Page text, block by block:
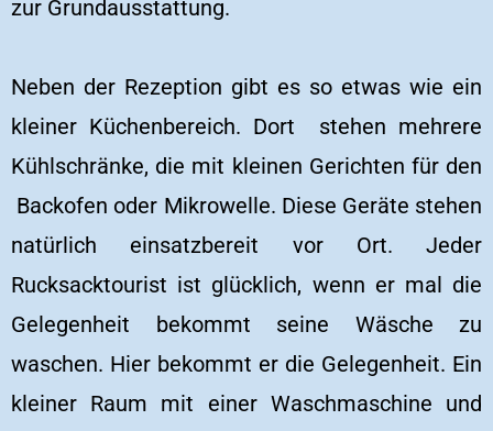
zur Grundausstattung.
Neben der Rezeption gibt es so etwas wie ein
kleiner Küchenbereich. Dort stehen mehrere
Kühlschränke, die mit kleinen Gerichten für den
Backofen oder Mikrowelle. Diese Geräte stehen
natürlich einsatzbereit vor Ort. Jeder
Rucksacktourist ist glücklich, wenn er mal die
Gelegenheit bekommt seine Wäsche zu
waschen. Hier bekommt er die Gelegenheit. Ein
kleiner Raum mit einer Waschmaschine und